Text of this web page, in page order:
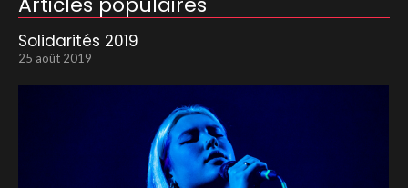
Solidarités 2019
25 août 2019